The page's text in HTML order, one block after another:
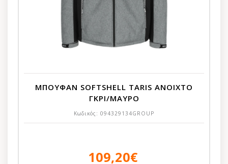
ΜΠΟΥΦΑΝ SOFTSHELL TARIS ΑΝΟΙΧΤΟ
ΓΚΡΙ/ΜΑΥΡΟ
Κωδικός: 094329134GROUP
109,20€